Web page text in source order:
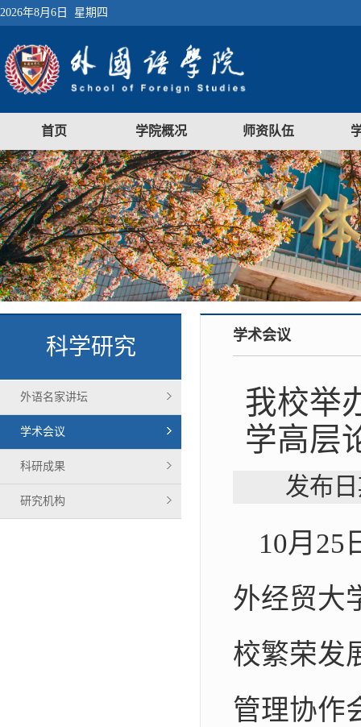
2026年8月6日 星期四
首页 学院概况 师资队伍
科学研究
外语名家讲坛
学术会议
科研成果
研究机构
学术会议
我校举
学高层
发布
10月25
外经贸大
校繁荣发
管理协作